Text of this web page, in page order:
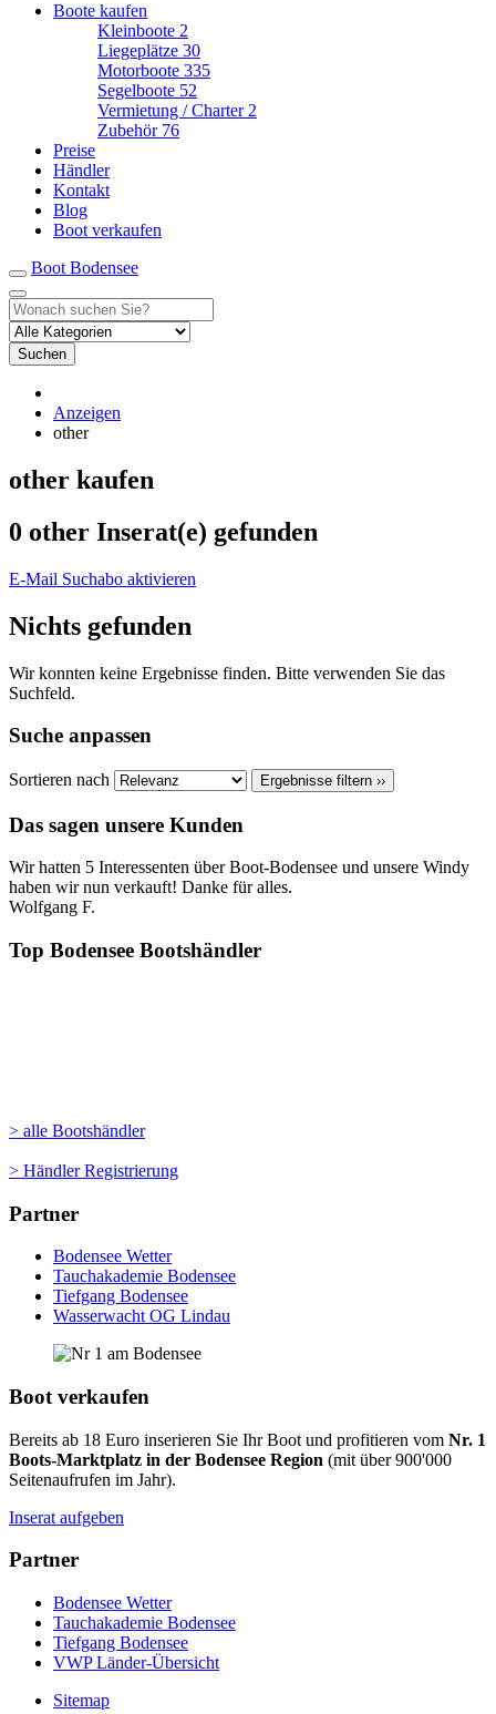
Boote kaufen
Kleinboote 2
Liegeplätze 30
Motorboote 335
Segelboote 52
Vermietung / Charter 2
Zubehör 76
Preise
Händler
Kontakt
Blog
Boot verkaufen
Boot Bodensee
Suchen
Anzeigen
other
other kaufen
0 other Inserat(e) gefunden
E-Mail Suchabo aktivieren
Nichts gefunden
Wir konnten keine Ergebnisse finden. Bitte verwenden Sie das
Suchfeld.
Suche anpassen
Sortieren nach Ergebnisse filtern ››
Das sagen unsere Kunden
Wir hatten 5 Interessenten über Boot-Bodensee und unsere Windy
haben wir nun verkauft! Danke für alles.
Wolfgang F.
Top Bodensee Bootshändler
> alle Bootshändler
> Händler Registrierung
Partner
Bodensee Wetter
Tauchakademie Bodensee
Tiefgang Bodensee
Wasserwacht OG Lindau
Boot verkaufen
Bereits ab 18 Euro inserieren Sie Ihr Boot und profitieren vom Nr. 1
Boots-Marktplatz in der Bodensee Region (mit über 900'000
Seitenaufrufen im Jahr).
Inserat aufgeben
Partner
Bodensee Wetter
Tauchakademie Bodensee
Tiefgang Bodensee
VWP Länder-Übersicht
Sitemap